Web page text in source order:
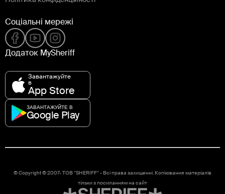
Соціальні мережі
Додаток MySheriff
Завантажуйте
в
App Store
ЗАВАНТАЖУЙТЕ В
Google Play
© Copyright © 2007- ТОВ “SHERIFF” - Всі права захищенні. Копіювання матеріалів
тільки з посиланням на сайт